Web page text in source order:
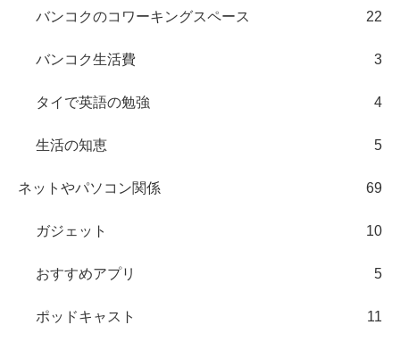
バンコクのコワーキングスペース 22
バンコク生活費 3
タイで英語の勉強 4
生活の知恵 5
ネットやパソコン関係 69
ガジェット 10
おすすめアプリ 5
ポッドキャスト 11